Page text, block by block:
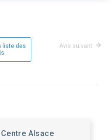
liste des
Avis suivant
Alsace